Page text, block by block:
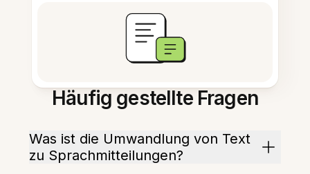
Häufig gestellte Fragen
Was ist die Umwandlung von Text
zu Sprachmitteilungen?